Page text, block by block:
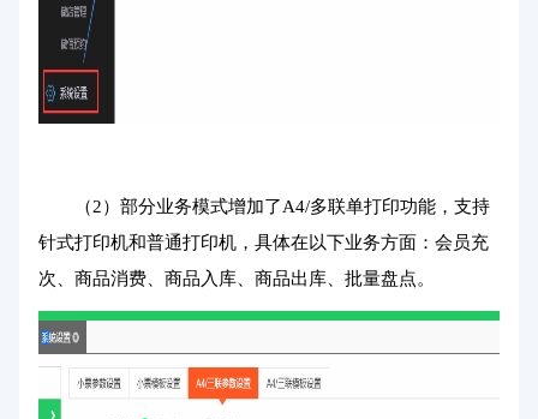
（2）部分业务模式增加了A4/多联单打印功能，支持
针式打印机和普通打印机，具体在以下业务方面：会员充
次、商品消费、商品入库、商品出库、批量盘点。